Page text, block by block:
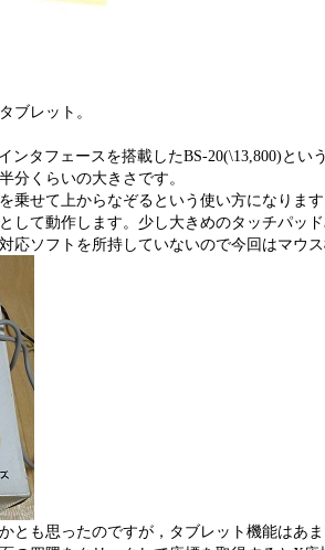
ブレット。
ンタフェースを搭載したBS-20(\13,800)とい
分くらいの大きさです。
乗せて上からなぞるという使い方になります
て動作します。少し大きめのタッチパッド
ソフトを所持していないので今回はマウ
も思ったのですが，タブレット機能はあ